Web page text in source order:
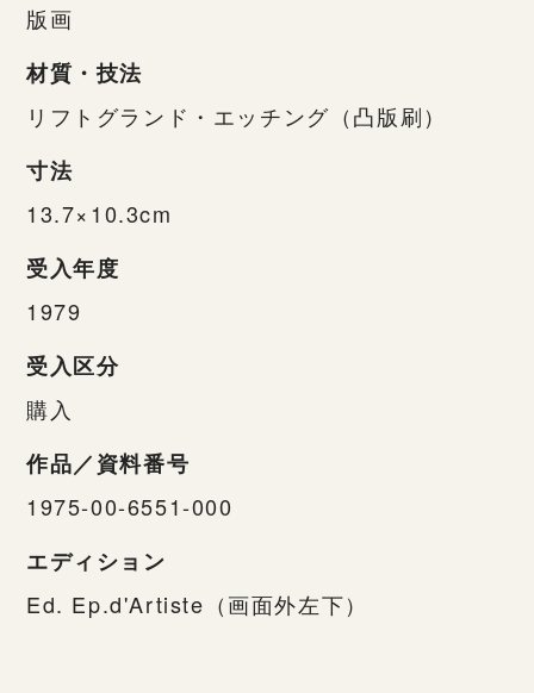
版画
材質・技法
リフトグランド・エッチング（凸版刷）
寸法
13.7×10.3cm
受入年度
1979
受入区分
購入
作品／資料番号
1975-00-6551-000
エディション
Ed. Ep.d'Artiste（画面外左下）